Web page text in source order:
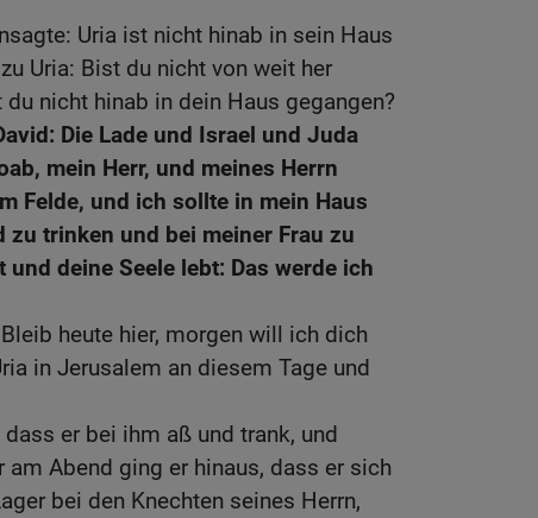
Uria ist nicht hinab in sein Haus
Uria: Bist du nicht von weit her
nicht hinab in dein Haus gegangen?
Die Lade und Israel und Juda
mein Herr, und meines Herrn
Felde, und ich sollte in mein Haus
zu trinken und bei meiner Frau zu
und deine Seele lebt: Das werde ich
heute hier, morgen will ich dich
in Jerusalem an diesem Tage und
er bei ihm aß und trank, und
am Abend ging er hinaus, dass er sich
bei den Knechten seines Herrn,